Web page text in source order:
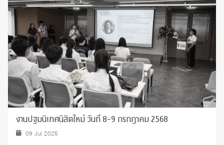
งานปฐมนิเทศนิสิตใหม่ วันที่ 8-9 กรกฎาคม 2568
09 Jul 2025